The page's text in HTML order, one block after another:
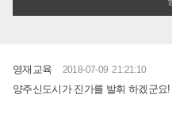
영재교육 2018-07-09 21:21:10
양주신도시가 진가를 발휘 하겠군요!